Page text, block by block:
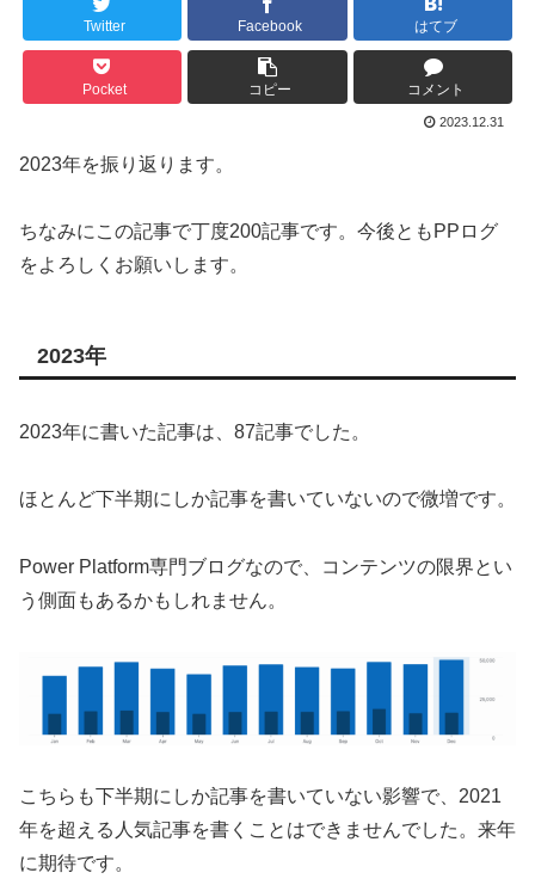
Twitter Facebook はてブ
Pocket コピー コメント
2023.12.31
2023年を振り返ります。
ちなみにこの記事で丁度200記事です。今後ともPPログ
をよろしくお願いします。
2023年
2023年に書いた記事は、87記事でした。
ほとんど下半期にしか記事を書いていないので微増です。
Power Platform専門ブログなので、コンテンツの限界とい
う側面もあるかもしれません。
こちらも下半期にしか記事を書いていない影響で、2021
年を超える人気記事を書くことはできませんでした。来年
に期待です。